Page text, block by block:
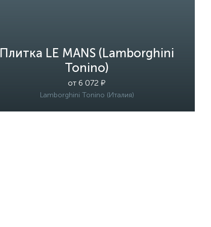
Плитка LE MANS (Lamborghini
Tonino)
от 6 072 ₽
Lamborghini Tonino (Италия)